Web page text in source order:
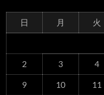
日 月 火
2 3 4
9 10 11